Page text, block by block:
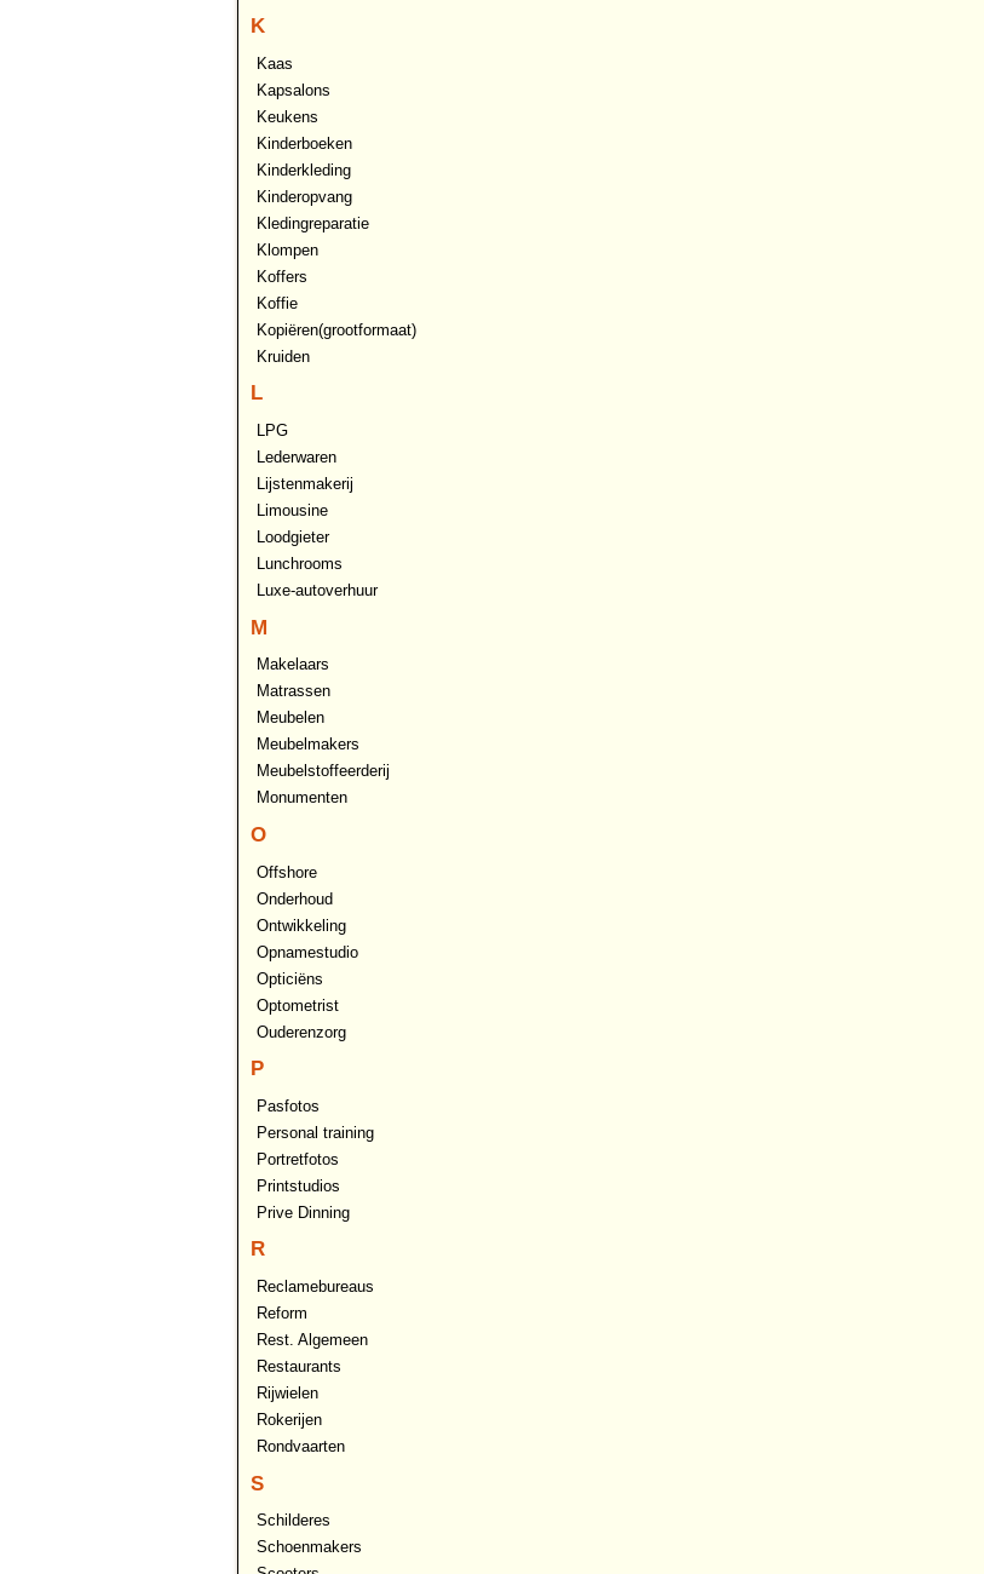
K
Kaas
Kapsalons
Keukens
Kinderboeken
Kinderkleding
Kinderopvang
Kledingreparatie
Klompen
Koffers
Koffie
Kopiëren(grootformaat)
Kruiden
L
LPG
Lederwaren
Lijstenmakerij
Limousine
Loodgieter
Lunchrooms
Luxe-autoverhuur
M
Makelaars
Matrassen
Meubelen
Meubelmakers
Meubelstoffeerderij
Monumenten
O
Offshore
Onderhoud
Ontwikkeling
Opnamestudio
Opticiëns
Optometrist
Ouderenzorg
P
Pasfotos
Personal training
Portretfotos
Printstudios
Prive Dinning
R
Reclamebureaus
Reform
Rest. Algemeen
Restaurants
Rijwielen
Rokerijen
Rondvaarten
S
Schilderes
Schoenmakers